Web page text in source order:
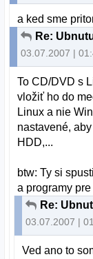
a ked sme
Re:
03.07.2007 |
To CD/DVD s
vložiť ho do
Linux a nie
nastavené,
HDD,...
btw: Ty si
a programy
Re:
03.07.2007 |
Ved ano to